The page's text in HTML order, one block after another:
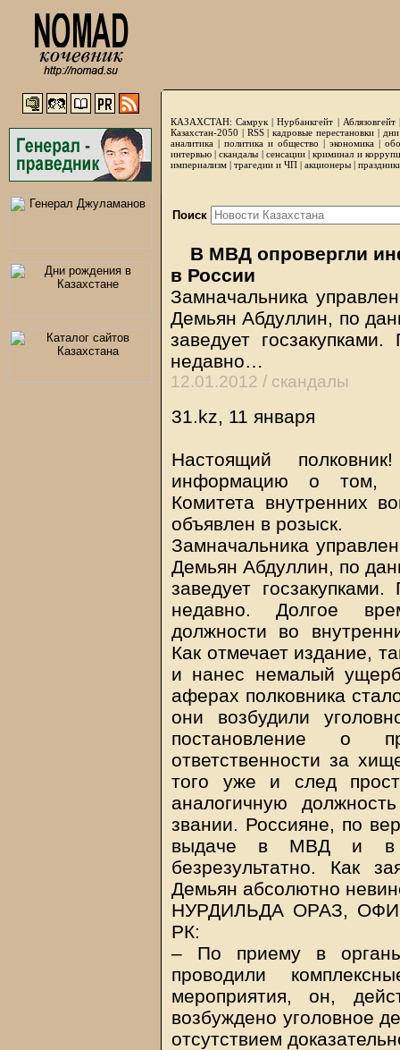
КАЗАХСТАН: Самрук |Нурбанкгейт | Аблязовгейт
Казахстан-2050 | RSS|кадровые перестановки|
аналитика | политика и общество | экономика |
интервью |скандалы | сенсации|криминал и
империализм | трагедии и ЧП | акционеры |
Поиск
В МВД опровергли
в России
Замначальника
Демьян Абдуллин, по
заведует
недавно…
12.01.2012 / скандалы
31.kz, 11 января
Настоящий
информацию о том,
Комитета внутренних
объявлен в розыск.
Замначальника
Демьян Абдуллин, по
заведует
недавно. Долгое
должности во
Как отмечает издание,
и нанес немалый
аферах полковника
они возбудили
постановление о
ответственности за
того уже и след
аналогичную
звании. Россияне, по
выдаче в МВД и в
безрезультатно. Как
Демьян абсолютно
НУРДИЛЬДА ОРАЗ,
РК:
– По приему в
проводили
мероприятия, он,
возбуждено уголовное
отсутствием